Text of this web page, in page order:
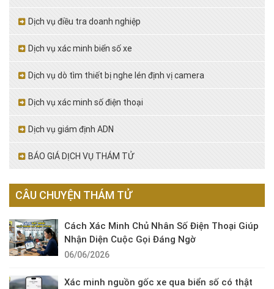
Dịch vụ điều tra doanh nghiệp
Dịch vụ xác minh biển số xe
Dịch vụ dò tìm thiết bị nghe lén định vị camera
Dịch vụ xác minh số điện thoại
Dịch vụ giám định ADN
BÁO GIÁ DỊCH VỤ THÁM TỬ
CÂU CHUYỆN THÁM TỬ
Cách Xác Minh Chủ Nhân Số Điện Thoại Giúp
Nhận Diện Cuộc Gọi Đáng Ngờ
06/06/2026
Xác minh nguồn gốc xe qua biển số có thật